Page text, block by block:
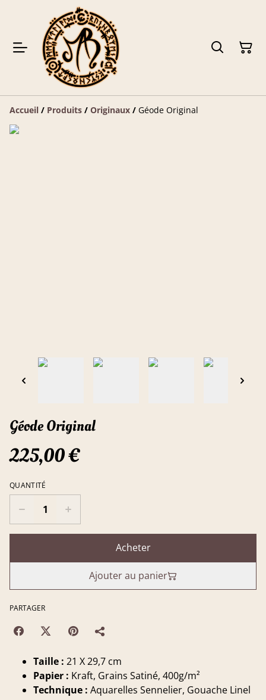
Accueil / Produits / Originaux / Géode Original
Géode Original
225,00 €
QUANTITÉ
Acheter
Ajouter au panier
PARTAGER
Taille : 21 X 29,7 cm
Papier : Kraft, Grains Satiné, 400g/m²
Technique : Aquarelles Sennelier, Gouache Linel